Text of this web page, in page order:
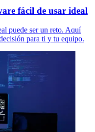
fácil de usar ideal
puede ser un reto. Aquí
para ti y tu equipo.